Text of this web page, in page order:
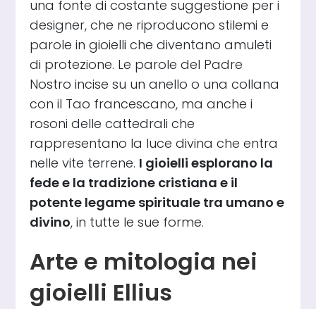
una fonte di costante suggestione per i
designer, che ne riproducono stilemi e
parole in gioielli che diventano amuleti
di protezione. Le parole del Padre
Nostro incise su un anello o una collana
con il Tao francescano, ma anche i
rosoni delle cattedrali che
rappresentano la luce divina che entra
nelle vite terrene. I gioielli esplorano la
fede e la tradizione cristiana e il
potente legame spirituale tra umano e
divino, in tutte le sue forme.
Arte e mitologia nei
gioielli Ellius